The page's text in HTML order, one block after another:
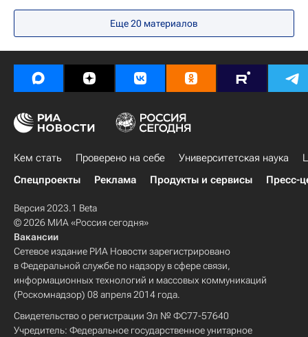
Еще 20 материалов
Кем стать Проверено на себе Университетская наука
Спецпроекты
Реклама Продукты и сервисы Пресс-
Версия 2023.1 Beta
© 2026 МИА «Россия сегодня»
Вакансии
Сетевое издание РИА Новости зарегистрировано
в Федеральной службе по надзору в сфере связи,
информационных технологий и массовых коммуникаций
(Роскомнадзор) 08 апреля 2014 года.
Свидетельство о регистрации Эл № ФС77-57640
Учредитель: Федеральное государственное унитарное